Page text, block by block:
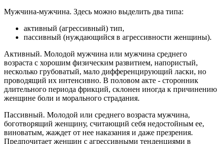
Мужчина-мужчина. Здесь можно выделить два типа:
активный (агрессивный) тип,
пассивный (нуждающийся в агрессивности женщины).
Активный. Молодой мужчина или мужчина среднего
возраста с хорошим физическим развитием, напористый,
несколько грубоватый, мало дифференцирующий ласки, но
проводящий их интенсивно. В половом акте - сторонник
длительного периода фрикций, склонен иногда к причинению
женщине боли и морального страдания.
Пассивный. Молодой или среднего возраста мужчина,
боготворящий женщину, считающий себя недостойным ее,
виноватым, жаждет от нее наказания и даже презрения.
Предпочитает женщин с агрессивными тенденциями в